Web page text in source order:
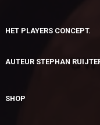
HET PLAYERS CONCEPT.
AUTEUR STEPHAN
SHOP